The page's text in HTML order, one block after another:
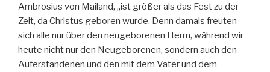
Ambrosius von Mailand, „ist größer als das Fest zu der
Zeit, da Christus geboren wurde. Denn damals freuten
sich alle nur über den neugeborenen Herrn, während wir
heute nicht nur den Neugeborenen, sondern auch den
Auferstandenen und den mit dem Vater und dem